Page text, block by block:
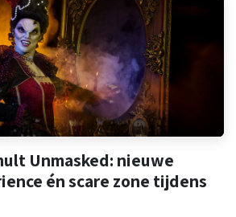
Unmasked: nieuwe
én scare zone tijdens